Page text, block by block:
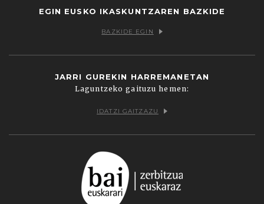
EGIN EUSKO IKASKUNTZAREN BAZKIDE
BAZKIDE EGIN
JARRI GUREKIN HARREMANETAN
Laguntzeko gaituzu hemen:
IDATZI GAITZAZU